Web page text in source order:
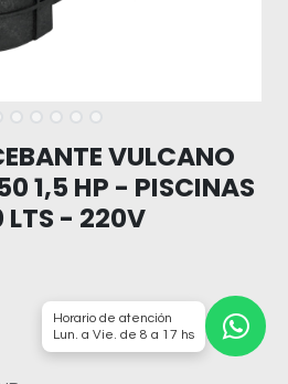
VULCANO
1,5 HP - PISCINAS
LTS - 220V
Horario de atención
Lun. a Vie. de 8 a 17 hs